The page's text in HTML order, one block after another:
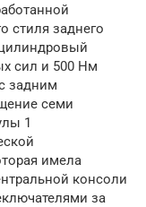
стиля заднего
сил и 500 Нм
задним
семи
1
имела
консоли
за